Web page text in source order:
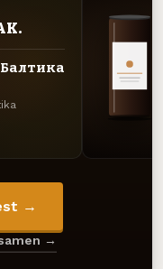
→
→